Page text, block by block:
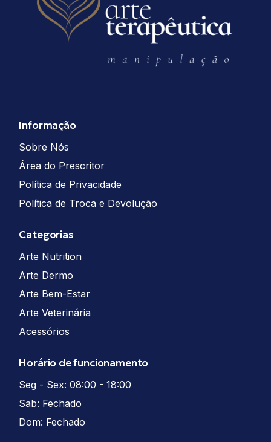
Informação
Sobre Nós
Área do Prescritor
Política de Privacidade
Política de Troca e Devolução
Categorias
Arte Nutrition
Arte Dermo
Arte Bem-Estar
Arte Veterinária
Acessórios
Horário de funcionamento
Seg - Sex: 08:00 - 18:00
Sab: Fechado
Dom: Fechado